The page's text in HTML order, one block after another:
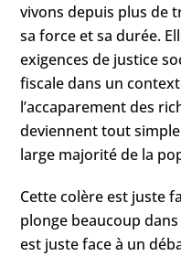
vivons depuis plus de
sa force et sa durée.
exigences de justice
fiscale dans un
l’accaparement des
deviennent tout
large majorité de la
Cette colère est juste
plonge beaucoup
est juste face à un